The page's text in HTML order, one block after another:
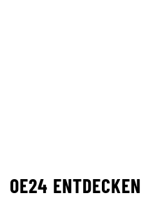
OE24 ENTDECKEN